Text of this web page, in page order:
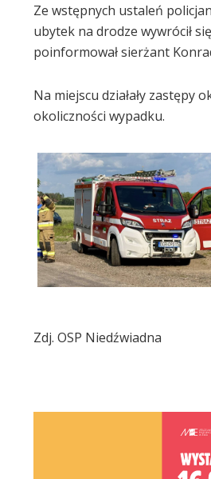
Ze wstępnych ustaleń
ubytek na drodze wywrócił
poinformował sierżant
Na miejscu działały zastępy
okoliczności wypadku.
Zdj. OSP Niedźwiadna